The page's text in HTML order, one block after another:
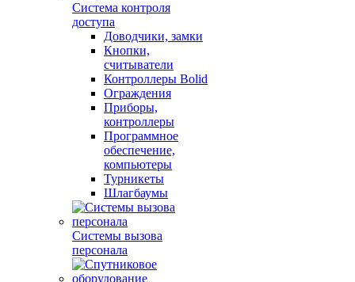
Система контроля
доступа
Доводчики, замки
Кнопки,
считыватели
Контроллеры Bolid
Ограждения
Приборы,
контроллеры
Программное
обеспечение,
компьютеры
Турникеты
Шлагбаумы
Системы вызова
персонала